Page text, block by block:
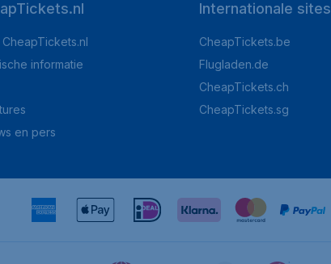
informatie
en pers
Internationale sites
CheapTickets.be
Flugladen.de
CheapTickets.ch
CheapTickets.sg